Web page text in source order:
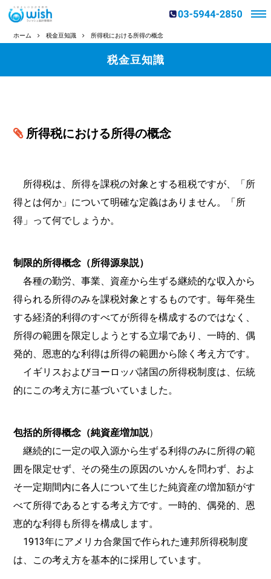
ホーム 税金豆知識 所得税における所得の概念
税金豆知識
所得税における所得の概念
所得税は、所得を課税の対象とする租税ですが、「所
得とは何か」について明確な定義はありません。「所
得」って何でしょうか。
制限的所得概念（所得源泉説）
各種の勤労、事業、資産から生ずる継続的な収入から
得られる所得のみを課税対象とするものです。毎年発生
する経済的利得のすべてが所得を構成するのではなく、
所得の範囲を限定しようとする立場であり、一時的、偶
発的、恩恵的な利得は所得の範囲から除く考え方です。
イギリスおよびヨーロッパ諸国の所得税制度は、伝統
的にこの考え方に基づいていました。
包括的所得概念（純資産増加説）
継続的に一定の収入源から生ずる利得のみに所得の範
囲を限定せず、その発生の原因のいかんを問わず、およ
そ一定期間内に各人について生じた純資産の増加額がす
べて所得であるとする考え方です。一時的、偶発的、恩
恵的な利得も所得を構成します。
1913年にアメリカ合衆国で作られた連邦所得税制度
は、この考え方を基本的に採用しています。